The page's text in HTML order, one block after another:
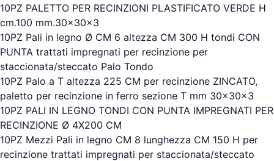
10PZ PALETTO PER RECINZIONI PLASTIFICATO VERDE H
cm.100 mm.30x30x3
10PZ Pali in legno Ø CM 6 altezza CM 300 H tondi CON
PUNTA trattati impregnati per recinzione per
staccionata/steccato Palo Tondo
10PZ Palo a T altezza 225 CM per recinzione ZINCATO,
paletto per recinzione in ferro sezione T mm 30x30x3
10PZ PALI IN LEGNO TONDI CON PUNTA IMPREGNATI PER
RECINZIONE Ø 4X200 CM
10PZ Mezzi Pali in legno CM 8 lunghezza CM 150 H per
recinzione trattati impregnati per staccionata/steccato